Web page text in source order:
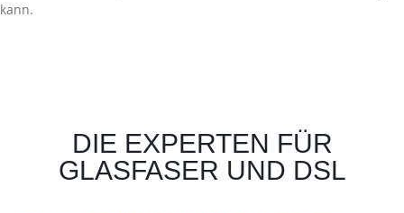
kann.
DIE EXPERTEN FÜR
GLASFASER UND DSL